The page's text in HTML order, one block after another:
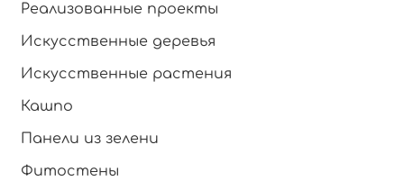
Реализованные проекты
Искусственные деревья
Искусственные растения
Кашпо
Панели из зелени
Фитостены